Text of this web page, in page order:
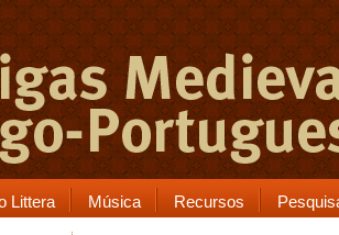
Littera Música Recursos